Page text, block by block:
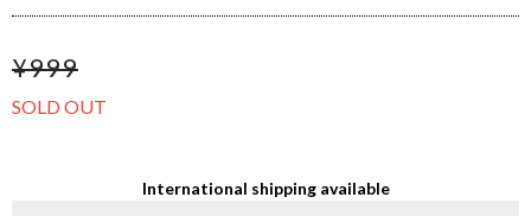
¥999
SOLD OUT
International shipping available